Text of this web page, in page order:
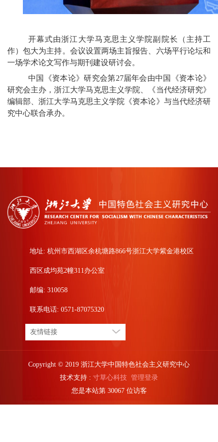
开幕式由浙江大学马克思主义学院副院长（主持工
作）包大为主持。会议设置两场主旨报告、六场平行论坛和
一场学术论文写作与期刊建设研讨会。
中国《资本论》研究会第27届年会由中国《资本论》
研究会主办，浙江大学马克思主义学院、《当代经济研究》
编辑部、浙江大学马克思主义学院《资本论》与当代经济研
究中心联合承办。
地址: 杭州市西湖区余杭塘路866号浙江大学紫金港校区
西区成均苑2幢311办公室
邮编: 310058
联系电话: 0571-87075320
友情链接
Copyright © 2019 浙江大学中国特色社会主义研究中心
技术支持 : 寸草心科技 管理登录
您是本站第 30067 位访客